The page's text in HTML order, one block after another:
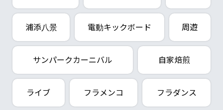
浦添八景 電動キックボード 周遊
サンパークカーニバル 自家焙煎
ライブ フラメンコ フラダンス